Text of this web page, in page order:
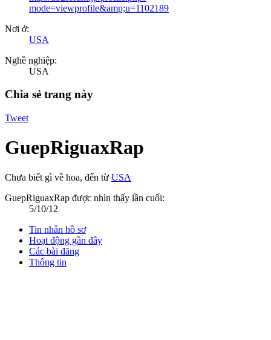
mode=viewprofile&amp;u=1102189
Nơi ở:
USA
Nghề nghiệp:
USA
Chia sẻ trang này
Tweet
GuepRiguaxRap
Chưa biết gì về hoa, đến từ USA
GuepRiguaxRap được nhìn thấy lần cuối:
5/10/12
Tin nhắn hồ sơ
Hoạt động gần đây
Các bài đăng
Thông tin